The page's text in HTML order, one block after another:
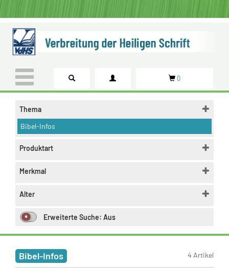
0
Thema
Bibel-Infos
Produktart
Merkmal
Alter
Erweiterte Suche:Aus
Bibel-Infos 4 Artikel